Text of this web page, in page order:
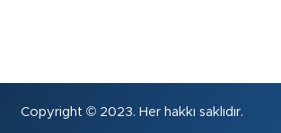
Copyright © 2023. Her hakkı saklıdır.